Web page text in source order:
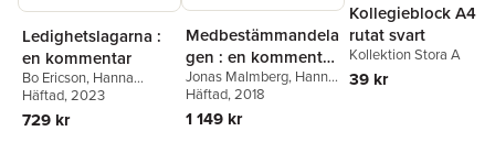
Ledighetslagarna :
en kommentar
Bo Ericson, Hanna
Björknäs,Kurt Eriksson
Häftad, 2023
729 kr
Medbestämmandela
gen : en kommentar.
Del I, 1-32 §§
Jonas Malmberg, Hanna
Björknäs,Kurt Eriksson
Mikael Hansson
Herzfeld Olsson
Häftad, 2018
1 149 kr
Kollegieblock A4
rutat svart
Kollektion Stora A
39 kr